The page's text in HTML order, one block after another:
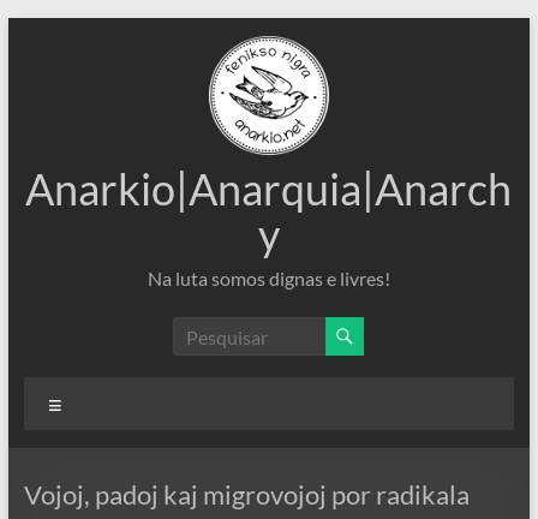
Anarkio|Anarquia|Anarch
y
Na luta somos dignas e livres!
Vojoj, padoj kaj migrovojoj por radikala